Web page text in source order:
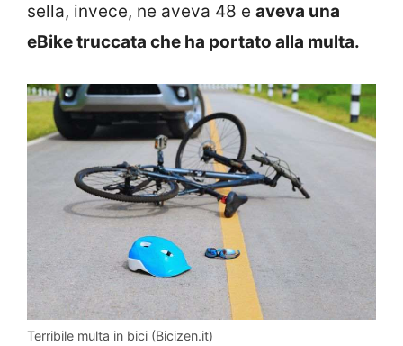
sella, invece, ne aveva 48 e aveva una
eBike truccata che ha portato alla multa.
Terribile multa in bici (Bicizen.it)